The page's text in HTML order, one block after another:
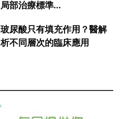
局部治療標準...
玻尿酸只有填充作用？醫解
析不同層次的臨床應用